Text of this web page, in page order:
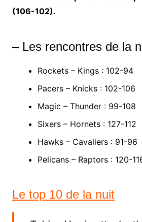
(106-102).
– Les rencontres de la
Rockets – Kings : 102-94
Pacers – Knicks : 102-106
Magic – Thunder : 99-108
Sixers – Hornets : 127-112
Hawks – Cavaliers : 91-96
Pelicans – Raptors : 120-
Le top 10 de la nuit